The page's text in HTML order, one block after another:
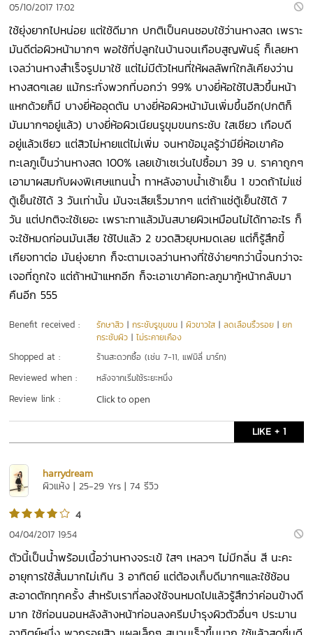
05/10/2017 17:02
ใช้ยุ่งยากไปหน่อย แต่ใช้ดีมาก ปกติเป็นคนชอบใช้ว่านหางสด เพราะ
มันดีต่อผิวหน้ามากๆ พอใช้ที่ปลูกในบ้านจนเกือบสูญพันธุ์ ก็เลยหา
เจลว่านหางสำเร็จรูปมาใช้ แต่ไม่มีตัวไหนที่ให้ผลลัพท์ใกล้เคียงว่าน
หางสดๆเลย แม้กระทั่งพวกที่บอกว่า 99% บางยี่ห้อใช้ไปสิวขึ้นหน้า
แหกด้วยก็มี บางยี่ห้ออุดตัน บางยี่ห้อผิวหน้ามันเพิ่มขึ้นอีก(ปกติก็
มันมากๆอยู่แล้ว) บางยี่ห้อผิวเนียนรูขุมขนกระชับ ใสเชียว เกือบดี
อยู่แล้วเชียว แต่สิวไม่หายแต่ไม่เพิ่ม จนหาข้อมูลรู้ว่ามียี่ห้อเขาค้อ
ทะเลภูเป็นว่านหางสด 100% เลยเข้าเซเว่นไปซื้อมา 39 บ. ราคาถูกๆ
เอามาผสมกับผงพิเศษแทนน้ำ ทาหลังอาบน้ำเช้าเย็น 1 ขวดถ้าไม่แช่
ตู้เย็นใช้ได้ 3 วันเท่านั้น มันจะเสียเร็วมากๆ แต่ถ้าแช่ตู้เย็นใช้ได้ 7
วัน แต่ปกติจะใช้เยอะ เพราะทาแล้วมันสบายผิวเหมือนไม่ได้ทาอะไร ก็
จะใช้หมดก่อนมันเสีย ใช้ไปแล้ว 2 ขวดสิวยุบหมดเลย แต่ก็รู้สึกขี้
เกียจทาต่อ มันยุ่งยาก ก็จะตามเจลว่านหางที่ใช้ง่ายๆกว่านี้จนกว่าจะ
เจอที่ถูกใจ แต่ถ้าหน้าแหกอีก ก็จะเอาเขาค้อทะลภูมากู้หน้ากลับมา
คืนอีก 555
Benefit received : รักษาสิว |กระชับรูขุมขน |ผิวขาวใส |ลดเลือนริ้วรอย |ยก
กระชับผิว |ไม่ระคายเคือง
Shopped at : ร้านสะดวกซื้อ (เช่น 7-11, แฟมิลี่ มาร์ท)
Reviewed when : หลังจากเริ่มใช้ระยะหนึ่ง
Review link : Click to open
LIKE + 1
harrydream
ผิวแห้ง | 25-29 Yrs | 74 รีวิว
4
04/04/2017 19:54
ตัวนี้เป็นน้ำพร้อมเนื้อว่านหางจระเข้ ใสๆ เหลวๆ ไม่มีกลิ่น สี นะคะ
อายุการใช้สั้นมากไม่เกิน 3 อาทิตย์ แต่ต้องเก็บดีมากๆและใช้ช้อน
สะอาดตักทุกครั้ง สำหรับเราที่ลองใช้จนหมดไปแล้วรู้สึกว่าค่อนข้างดี
มาก ใช้ก่อนนอนหลังล้างหน้าก่อนลงครีมบำรุงผิวตัวอื่นๆ ประมาน